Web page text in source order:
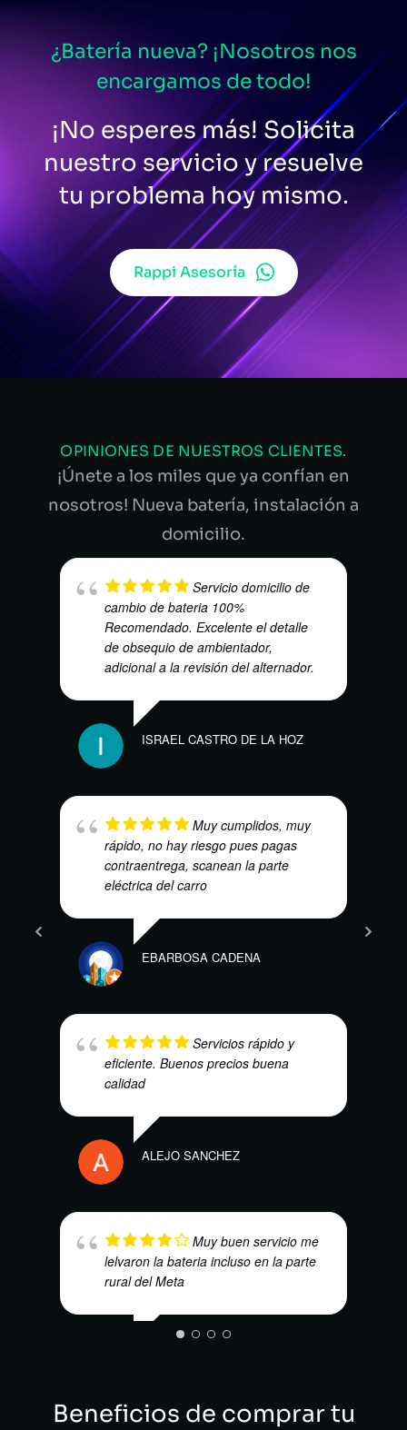
¿Batería nueva? ¡Nosotros nos
encargamos de todo!
¡No esperes más! Solicita
nuestro servicio y resuelve
tu problema hoy mismo.
Rappi Asesoría
OPINIONES DE NUESTROS CLIENTES.
¡Únete a los miles que ya confían en
nosotros! Nueva batería, instalación a
domicilio.
Servicio domicilio de
cambio de bateria 100%
Recomendado. Excelente el detalle
de obsequio de ambientador,
adicional a la revisión del alternador.
ISRAEL CASTRO DE LA HOZ
Muy cumplidos, muy
rápido, no hay riesgo pues pagas
contraentrega, scanean la parte
eléctrica del carro
EBARBOSA CADENA
Servicios rápido y
eficiente. Buenos precios buena
calidad
ALEJO SANCHEZ
Muy buen servicio me
lelvaron la bateria incluso en la parte
rural del Meta
Beneficios de comprar tu